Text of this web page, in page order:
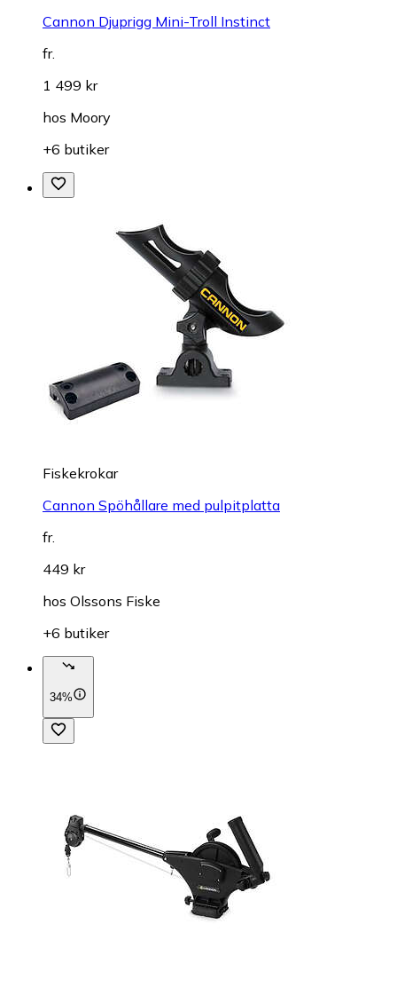
Cannon Djuprigg Mini-Troll Instinct
fr.
1 499 kr
hos Moory
+6 butiker
Fiskekrokar
Cannon Spöhållare med pulpitplatta
fr.
449 kr
hos Olssons Fiske
+6 butiker
34%